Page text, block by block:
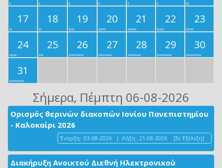
17
18 19 20 21 22
23
24
25 26 27 28 29
30
31
Σήμερα, Πέμπτη 06-08-2026
Ορισμός θερινών διακοπών Ιονίου Πανεπιστημίου
- Καλοκαίρι 2026
Έναρξη: 03-08-2026 | Λήξη: 21-08-2026 [Σε Εξέλιξη]
Διακήρυξη Ανοικτού Διεθνή Ηλεκτρονικού